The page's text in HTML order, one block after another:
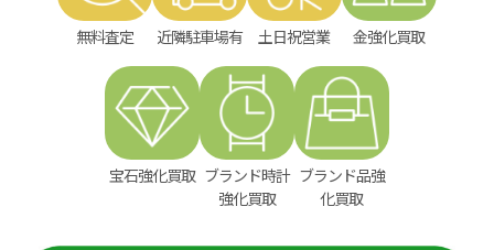
無料査定 近隣駐車場有 土日祝営業 金強化買取
宝石強化買取 ブランド時計
強化買取
ブランド品強
化買取